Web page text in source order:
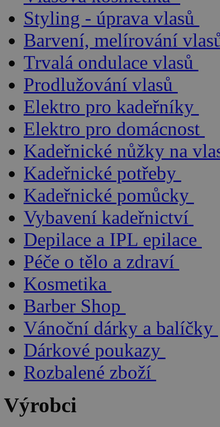
Styling - úprava vlasů
Barvení, melírování
Trvalá ondulace vlasů
Prodlužování vlasů
Elektro pro kadeřníky
Elektro pro domácnost
Kadeřnické nůžky na
Kadeřnické potřeby
Kadeřnické pomůcky
Vybavení kadeřnictví
Depilace a IPL epilace
Péče o tělo a zdraví
Kosmetika
Barber Shop
Vánoční dárky a balíčky
Dárkové poukazy
Rozbalené zboží
Výrobci